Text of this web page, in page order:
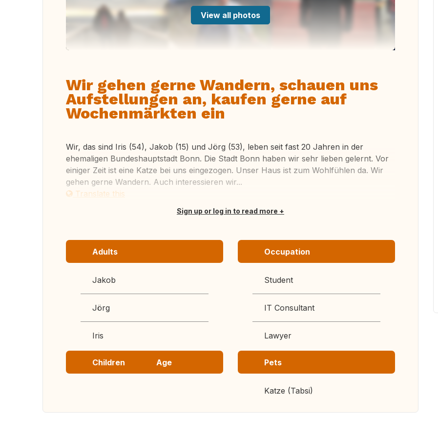
View all photos
Wir gehen gerne Wandern, schauen uns
Aufstellungen an, kaufen gerne auf
Wochenmärkten ein
Wir, das sind Iris (54), Jakob (15) und Jörg (53), leben seit fast 20 Jahren in der
ehemaligen Bundeshauptstadt Bonn. Die Stadt Bonn haben wir sehr lieben gelernt. Vor
einiger Zeit ist eine Katze bei uns eingezogen. Unser Haus ist zum Wohlfühlen da. Wir
gehen gerne Wandern. Auch interessieren wir...
Translate this
Sign up or log in to read more
Adults
Jakob
Jörg
Iris
Occupation
Student
IT Consultant
Lawyer
Children Age Pets
Katze (Tabsi)